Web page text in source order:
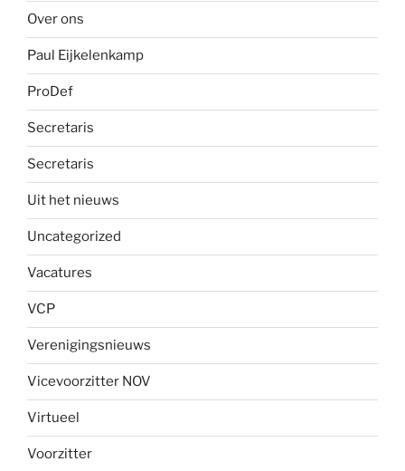
Over ons
Paul Eijkelenkamp
ProDef
Secretaris
Secretaris
Uit het nieuws
Uncategorized
Vacatures
VCP
Verenigingsnieuws
Vicevoorzitter NOV
Virtueel
Voorzitter